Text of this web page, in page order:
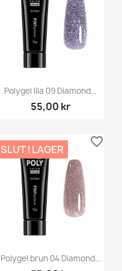
Polygel lila 09 Diamond...
55,00 kr
Polygel brun 04 Diamond...
SLUT I LAGER
favorite_border